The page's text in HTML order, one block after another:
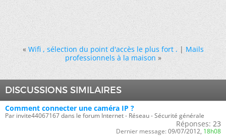
« Wifi , sélection du point d'accès le plus fort .|Mails
professionnels à la maison »
DISCUSSIONS SIMILAIRES
Comment connecter une caméra IP ?
Par invite44067167 dans le forum Internet - Réseau - Sécurité générale
Réponses: 23
Dernier message: 09/07/2012, 18h08